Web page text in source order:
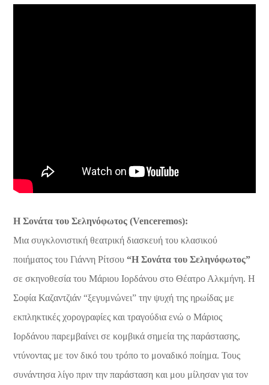
Η Σονάτα του Σεληνόφωτος (Venceremos):
Μια συγκλονιστική θεατρική διασκευή του κλασικού
ποιήματος του Γιάννη Ρίτσου“Η Σονάτα του Σεληνόφωτος”
σε σκηνοθεσία του Μάριου Ιορδάνου στο Θέατρο Αλκμήνη. Η
Σοφία Καζαντζιάν “ξεγυμνώνει” την ψυχή της ηρωίδας με
εκπληκτικές χορογραφίες και τραγούδια ενώ ο Μάριος
Ιορδάνου παρεμβαίνει σε κομβικά σημεία της παράστασης,
ντύνοντας με τον δικό του τρόπο το μοναδικό ποίημα. Τους
συνάντησα λίγο πριν την παράσταση και μου μίλησαν για τον